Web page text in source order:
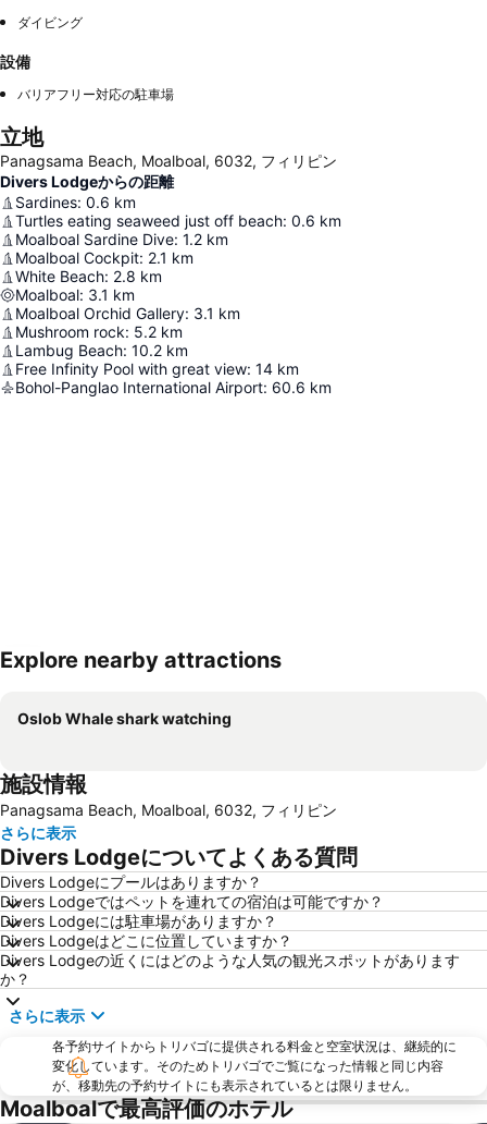
ダイビング
設備
バリアフリー対応の駐車場
立地
Panagsama Beach, Moalboal, 6032, フィリピン
Divers Lodgeからの距離
Sardines: 0.6 km
Turtles eating seaweed just off beach: 0.6 km
Moalboal Sardine Dive: 1.2 km
Moalboal Cockpit: 2.1 km
White Beach: 2.8 km
Moalboal: 3.1 km
Moalboal Orchid Gallery: 3.1 km
Mushroom rock: 5.2 km
Lambug Beach: 10.2 km
Free Infinity Pool with great view: 14 km
Bohol-Panglao International Airport: 60.6 km
Explore nearby attractions
Oslob Whale shark watching
施設情報
Panagsama Beach, Moalboal, 6032, フィリピン
さらに表示
Divers Lodgeについてよくある質問
Divers Lodgeにプールはありますか？
Divers Lodgeではペットを連れての宿泊は可能ですか？
Divers Lodgeには駐車場がありますか？
Divers Lodgeはどこに位置していますか？
Divers Lodgeの近くにはどのような人気の観光スポットがあります
か？
さらに表示
各予約サイトからトリバゴに提供される料金と空室状況は、継続的に
変化しています。そのためトリバゴでご覧になった情報と同じ内容
が、移動先の予約サイトにも表示されているとは限りません。
Moalboalで最高評価のホテル